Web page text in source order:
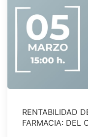
RENTABILIDAD
FARMACIA: DEL